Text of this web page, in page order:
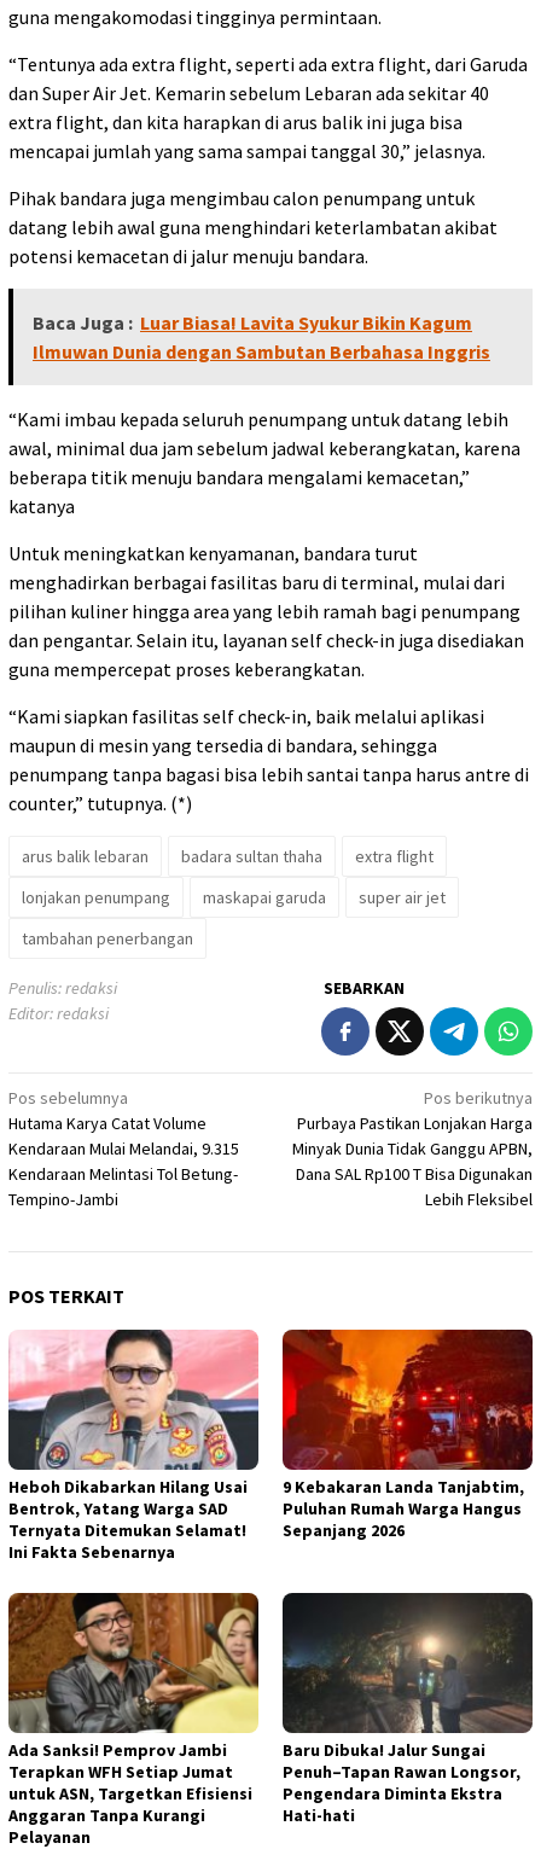
guna mengakomodasi tingginya permintaan.
“Tentunya ada extra flight, seperti ada extra flight, dari Garuda
dan Super Air Jet. Kemarin sebelum Lebaran ada sekitar 40
extra flight, dan kita harapkan di arus balik ini juga bisa
mencapai jumlah yang sama sampai tanggal 30,” jelasnya.
Pihak bandara juga mengimbau calon penumpang untuk
datang lebih awal guna menghindari keterlambatan akibat
potensi kemacetan di jalur menuju bandara.
Baca Juga : Luar Biasa! Lavita Syukur Bikin Kagum
Ilmuwan Dunia dengan Sambutan Berbahasa Inggris
“Kami imbau kepada seluruh penumpang untuk datang lebih
awal, minimal dua jam sebelum jadwal keberangkatan, karena
beberapa titik menuju bandara mengalami kemacetan,”
katanya
Untuk meningkatkan kenyamanan, bandara turut
menghadirkan berbagai fasilitas baru di terminal, mulai dari
pilihan kuliner hingga area yang lebih ramah bagi penumpang
dan pengantar. Selain itu, layanan self check-in juga disediakan
guna mempercepat proses keberangkatan.
“Kami siapkan fasilitas self check-in, baik melalui aplikasi
maupun di mesin yang tersedia di bandara, sehingga
penumpang tanpa bagasi bisa lebih santai tanpa harus antre di
counter,” tutupnya. (*)
arus balik lebaran badara sultan thaha
extra flight
lonjakan penumpang
maskapai garuda
super air jet
tambahan penerbangan
Penulis: redaksi
Editor: redaksi
SEBARKAN
Navigasi
pos
Pos sebelumnya
Hutama Karya Catat Volume
Kendaraan Mulai Melandai, 9.315
Kendaraan Melintasi Tol Betung-
Tempino-Jambi
Pos berikutnya
Purbaya Pastikan Lonjakan Harga
Minyak Dunia Tidak Ganggu APBN,
Dana SAL Rp100 T Bisa Digunakan
Lebih Fleksibel
POS TERKAIT
Heboh Dikabarkan Hilang Usai
Bentrok, Yatang Warga SAD
Ternyata Ditemukan Selamat!
Ini Fakta Sebenarnya
9 Kebakaran Landa Tanjabtim,
Puluhan Rumah Warga Hangus
Sepanjang 2026
Ada Sanksi! Pemprov Jambi
Terapkan WFH Setiap Jumat
untuk ASN, Targetkan Efisiensi
Anggaran Tanpa Kurangi
Pelayanan
Baru Dibuka! Jalur Sungai
Penuh–Tapan Rawan Longsor,
Pengendara Diminta Ekstra
Hati-hati